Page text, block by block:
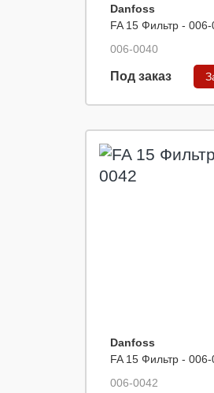
Danfoss
FA 15 Фильтр -
006-0040
Под заказ
Danfoss
FA 15 Фильтр - 006-
006-0042